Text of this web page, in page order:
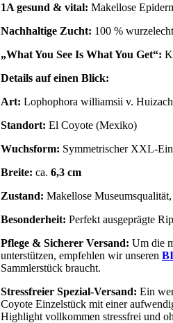
1A gesund & vital: Makellose
Nachhaltige Zucht: 100 %
„What You See Is What You Get“:
Details auf einen Blick:
Art: Lophophora williamsii v.
Standort: El Coyote (Mexiko)
Wuchsform: Symmetrischer XXL-
Breite: ca. 6,3 cm
Zustand: Makellose
Besonderheit: Perfekt ausgeprägte
Pflege & Sicherer Versand: Um die
unterstützen, empfehlen wir unseren
Sammlerstück braucht.
Stressfreier Spezial-Versand: Ein
Coyote Einzelstück mit einer
Highlight vollkommen stressfrei und